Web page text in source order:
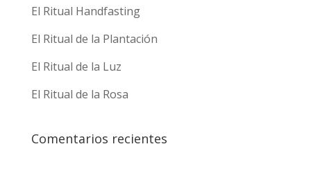
El Ritual Handfasting
El Ritual de la Plantación
El Ritual de la Luz
El Ritual de la Rosa
Comentarios recientes